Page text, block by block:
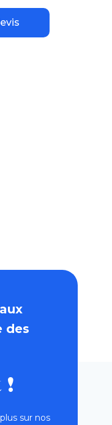
des
!
sur nos